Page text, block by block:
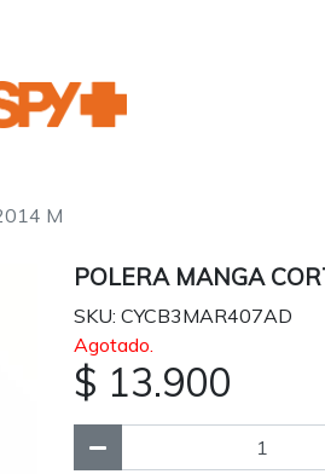
M
POLERA MANGA
SKU: CYCB3MAR407AD
Agotado.
$ 13.900